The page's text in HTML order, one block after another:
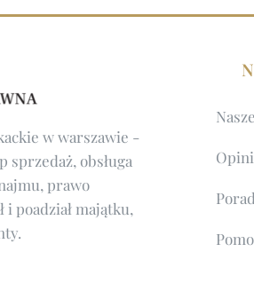
w warszawie -
obsługa
prawo
poadział majątku,